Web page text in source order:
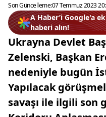
Son Güncelleme:07 Temmuz 2023
A Haber’i Google'a
haberi alın!
Ukrayna Devlet
Zelenski, Başkan
nedeniyle bugün
Yapılacak
savaşı ile ilgili son